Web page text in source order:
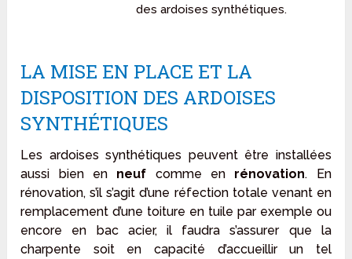
des ardoises synthétiques.
LA MISE EN PLACE ET LA
DISPOSITION DES ARDOISES
SYNTHÉTIQUES
Les ardoises synthétiques peuvent être installées
aussi bien en neuf comme en rénovation. En
rénovation, s’il s’agit d’une réfection totale venant en
remplacement d’une toiture en tuile par exemple ou
encore en bac acier, il faudra s’assurer que la
charpente soit en capacité d’accueillir un tel